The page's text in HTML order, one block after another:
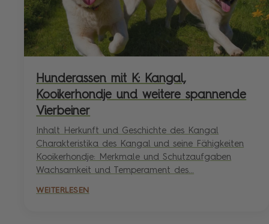
Hunderassen mit K: Kangal,
Kooikerhondje und weitere spannende
Vierbeiner
Inhalt Herkunft und Geschichte des Kangal
Charakteristika des Kangal und seine Fähigkeiten
Kooikerhondje: Merkmale und Schutzaufgaben
Wachsamkeit und Temperament des...
WEITERLESEN